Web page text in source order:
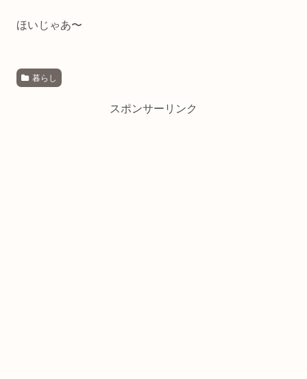
ほいじゃあ〜
暮らし
スポンサーリンク